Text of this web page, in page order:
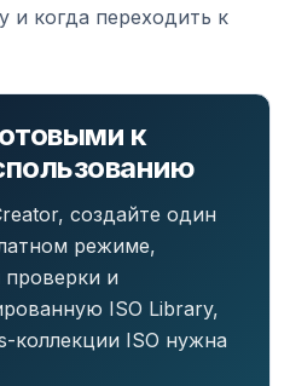
и когда переходить к
к
создайте один
режиме,
проверки и
ISO Library,
коллекции ISO нужна